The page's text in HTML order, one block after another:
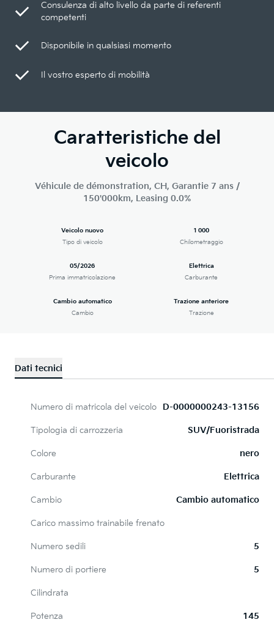
Consulenza di alto livello da parte di referenti
competenti
Disponibile in qualsiasi momento
Il vostro esperto di mobilità
Caratteristiche del
veicolo
Véhicule de démonstration, CH, Garantie 7 ans /
150'000km, Leasing 0.0%
Veicolo nuovo
Tipo di veicolo
1 000
Chilometraggio
05/2026
Prima immatricolazione
Elettrica
Carburante
Cambio automatico
Cambio
Trazione anteriore
Trazione
Dati tecnici
Numero di matricola del veicolo D-0000000243-13156
Tipologia di carrozzeria SUV/Fuoristrada
Colore nero
Carburante Elettrica
Cambio Cambio automatico
Carico massimo trainabile frenato
Numero sedili 5
Numero di portiere 5
Cilindrata
Potenza 145